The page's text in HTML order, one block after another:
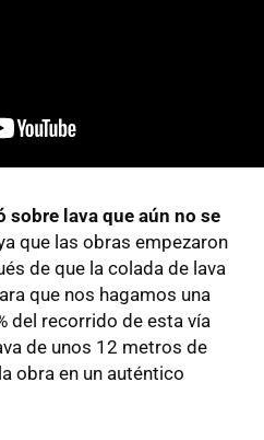
sobre lava que aún no se
que las obras empezaron
de que la colada de lava
que nos hagamos una
del recorrido de esta vía
de unos 12 metros de
obra en un auténtico